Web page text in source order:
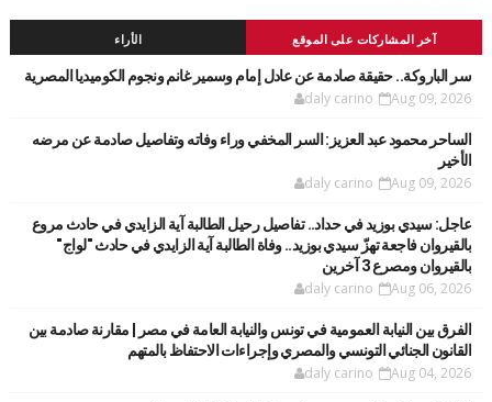
آخر المشاركات على الموقع الأراء
سر الباروكة.. حقيقة صادمة عن عادل إمام وسمير غانم ونجوم الكوميديا المصرية
daly carino Aug 09, 2026
الساحر محمود عبد العزيز: السر المخفي وراء وفاته وتفاصيل صادمة عن مرضه
الأخير
daly carino Aug 09, 2026
عاجل: سيدي بوزيد في حداد.. تفاصيل رحيل الطالبة آية الزايدي في حادث مروع
بالقيروان فاجعة تهزّ سيدي بوزيد.. وفاة الطالبة آية الزايدي في حادث "لواج"
بالقيروان ومصرع 3 آخرين
daly carino Aug 06, 2026
الفرق بين النيابة العمومية في تونس والنيابة العامة في مصر | مقارنة صادمة بين
القانون الجنائي التونسي والمصري وإجراءات الاحتفاظ بالمتهم
daly carino Aug 04, 2026